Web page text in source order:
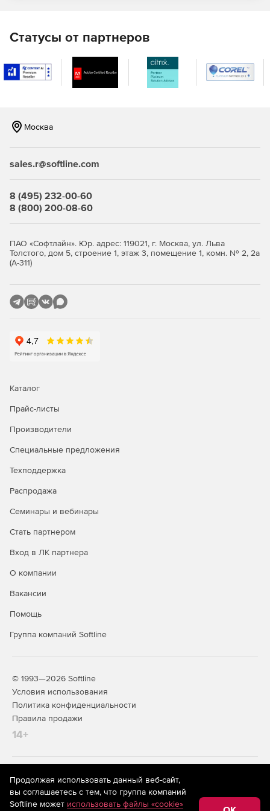
базы данных, что обеспечивает быстрое и удобное
управление БД.
SQL Doc
– обеспечивает создание
многодокументальной базы данных.
компактные файлы.
SQL Response
работоспособности и активности MS SQL Server,
данными и информацией о возникающих проблемах.
SQL Comparison SDK – предусматривает
Статусы от партнеров
Москва
sales.r@softline.com
8 (495) 232-00-60
8 (800) 200-08-60
ПАО «Софтлайн». Юр. адрес: 119021, г. Москва, ул. Льва
Толстого, дом 5, строение 1, этаж 3, помещение 1, комн. № 2, 2а
(А-311)
Каталог
Прайс-листы
Производители
Специальные предложения
Техподдержка
Распродажа
Семинары и вебинары
Стать партнером
Вход в ЛК партнера
О компании
Вакансии
Помощь
Группа компаний Softline
© 1993—2026 Softline
Условия использования
Политика конфиденциальности
Правила продажи
14+
На информационном ресурсе store.softline.ru применяются
рекомендательные технологии
(информационные технологии
предоставления информации на основе сбора,
систематизации и анализа сведений, относящихся к
Продолжая использовать данный веб-сайт,
вы соглашаетесь с тем, что группа компаний
Softline может использовать файлы «cookie»